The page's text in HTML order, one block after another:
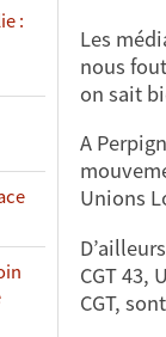
:
Les
nous
on sait
A
Unions
CGT 43,
CGT,